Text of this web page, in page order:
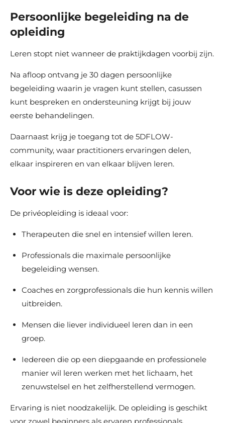
Persoonlijke begeleiding na de
opleiding
Leren stopt niet wanneer de praktijkdagen voorbij zijn.
Na afloop ontvang je 30 dagen persoonlijke
begeleiding waarin je vragen kunt stellen, casussen
kunt bespreken en ondersteuning krijgt bij jouw
eerste behandelingen.
Daarnaast krijg je toegang tot de 5DFLOW-
community, waar practitioners ervaringen delen,
elkaar inspireren en van elkaar blijven leren.
Voor wie is deze opleiding?
De privéopleiding is ideaal voor:
Therapeuten die snel en intensief willen leren.
Professionals die maximale persoonlijke
begeleiding wensen.
Coaches en zorgprofessionals die hun kennis willen
uitbreiden.
Mensen die liever individueel leren dan in een
groep.
Iedereen die op een diepgaande en professionele
manier wil leren werken met het lichaam, het
zenuwstelsel en het zelfherstellend vermogen.
Ervaring is niet noodzakelijk. De opleiding is geschikt